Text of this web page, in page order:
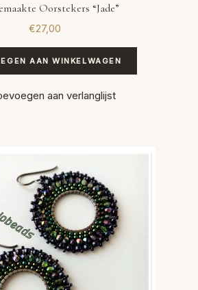
Oorstekers “Jade”
€27,00
AAN WINKELWAGEN
aan verlanglijst